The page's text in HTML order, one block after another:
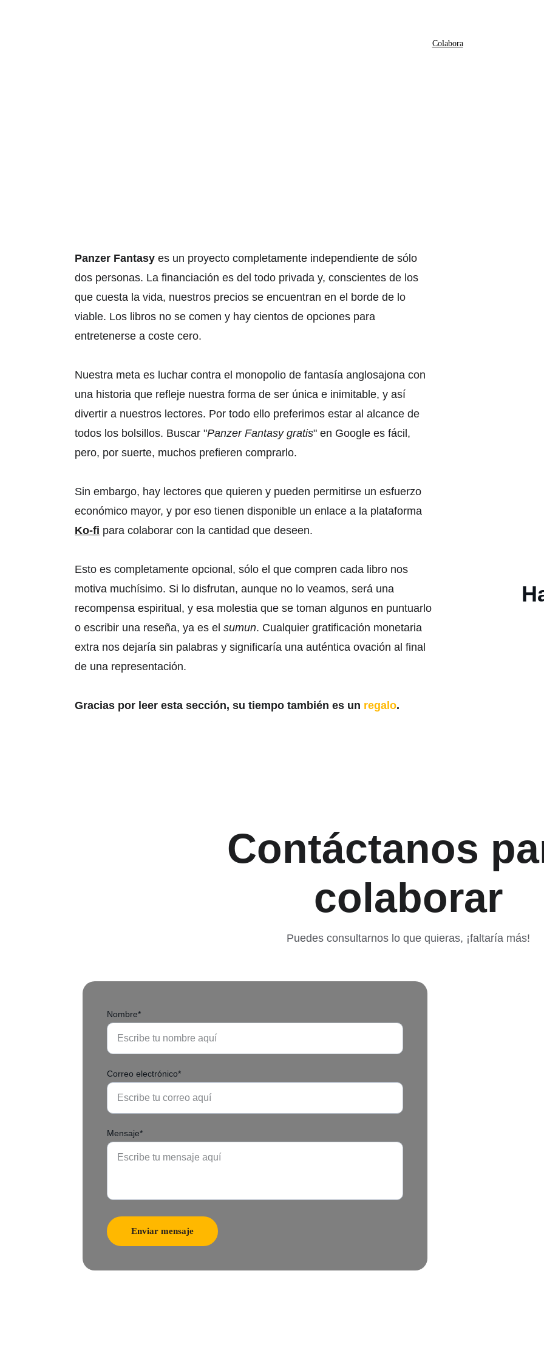
ColaboraTienda
Panzer Fantasy es un proyecto completamente independiente de sólo
dos personas. La financiación es del todo privada y, conscientes de los
que cuesta la vida, nuestros precios se encuentran en el borde de lo
viable. Los libros no se comen y hay cientos de opciones para
entretenerse a coste cero.
Nuestra meta es luchar contra el monopolio de fantasía anglosajona con
una historia que refleje nuestra forma de ser única e inimitable, y así
divertir a nuestros lectores. Por todo ello preferimos estar al alcance de
todos los bolsillos. Buscar "Panzer Fantasy gratis" en Google es fácil,
pero, por suerte, muchos prefieren comprarlo.
Sin embargo, hay lectores que quieren y pueden permitirse un esfuerzo
económico mayor, y por eso tienen disponible un enlace a la plataforma
Ko-fi para colaborar con la cantidad que deseen.
Esto es completamente opcional, sólo el que compren cada libro nos
motiva muchísimo. Si lo disfrutan, aunque no lo veamos, será una
recompensa espiritual, y esa molestia que se toman algunos en puntuarlo
o escribir una reseña, ya es el sumun. Cualquier gratificación monetaria
extra nos dejaría sin palabras y significaría una auténtica ovación al final
de una representación.
Gracias por leer esta sección, su tiempo también es un regalo.
Contáctanos
colaborar
Nombre*
Correo electrónico*
Mensaje*
Enviar mensaje
Puedes consultarnos lo que quieras, ¡faltaría más!